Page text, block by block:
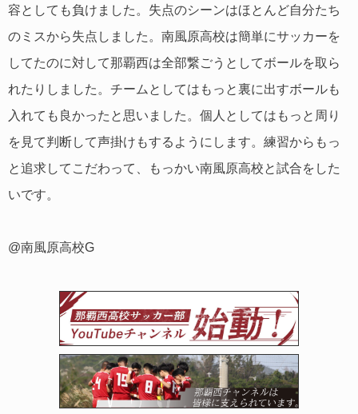
容としても負けました。失点のシーンはほとんど自分たち
のミスから失点しました。南風原高校は簡単にサッカーを
してたのに対して那覇西は全部繋ごうとしてボールを取ら
れたりしました。チームとしてはもっと裏に出すボールも
入れても良かったと思いました。個人としてはもっと周り
を見て判断して声掛けもするようにします。練習からもっ
と追求してこだわって、もっかい南風原高校と試合をした
いです。
@南風原高校G